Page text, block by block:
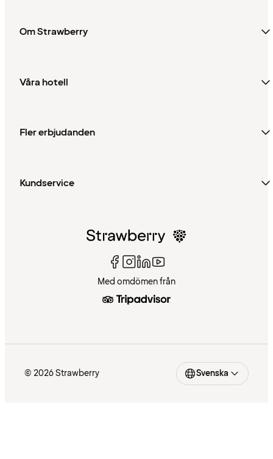
Om Strawberry
Våra hotell
Fler erbjudanden
Kundservice
Med omdömen från
© 2026 Strawberry Svenska